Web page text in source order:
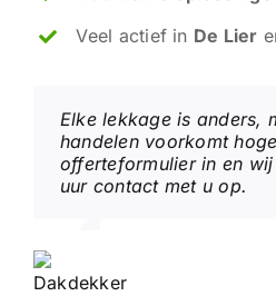
Veel actief in De Lier
Elke lekkage is anders,
handelen voorkomt
offerteformulier in en
uur contact met u op.